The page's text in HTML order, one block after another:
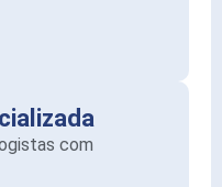
com